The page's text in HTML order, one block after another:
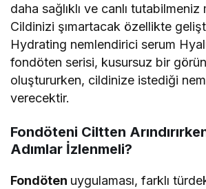
daha sağlıklı ve canlı tutabilmeniz
Cildinizi şımartacak özellikte
Hydrating nemlendirici serum
fondöten serisi, kusursuz bir
oluştururken, cildinize istediği
verecektir.
Fondöteni Ciltten
Adımlar İzlenmeli?
Fondöten uygulaması, farklı